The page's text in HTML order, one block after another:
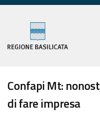
Confapi Mt:
di fare impresa